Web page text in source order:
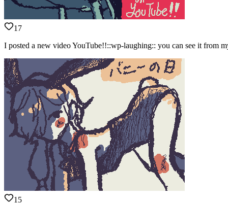
17
I posted a new video YouTube!!::wp-laughing:: you can see it from
15